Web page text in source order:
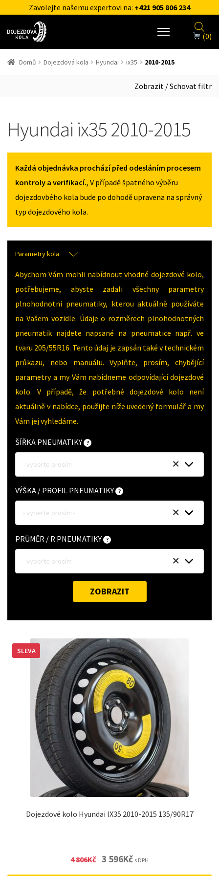
Zavolejte našemu expertovi na: +421 905 806 234
(0)
Domů Dojezdová kola Hyundai ix35 2010-2015
Zobrazit / Schovat filtr
Hyundai ix35 2010-2015
Každá objednávka prochází před odesláním procesem
kontroly a verifikací., V případě špatného výběru
dojezdovbého kola bude po dohodě upravena na správný
typ dojezdového kola.
Parametry kola
Abychom Vám mohli nabídnout vhodné dojezdové kolo,
potřebujeme, abyste zadali všechny parametry
plnohodnotni pneumatiky, kterou aktuálně používáte
na Vašem vozidle. Údaje o rozměrech plnohodnotných
pneumatik najdete napsané na pneumatice např. ve
tvaru 205/55R16. Tento údaj je zapsán také v technickém
průkazu, nebo manuálu. Vyplňte, prosím, chybějící
parametry a my Vám nabídneme odpovídající dojezdové
kolo. V případě, že potřebné dojezdové kolo není
aktuálně v nabídce, použijte níže uvedený formulář a my
Vám jej vyhledáme.
ŠÍŘKA PNEUMATIKY
- vyberte prosím -
VÝŠKA / PROFIL PNEUMATIKY
- vyberte prosím -
PRŮMĚR / R PNEUMATIKY
- vyberte prosím -
ZOBRAZIT
Dojezdové kolo Hyundai IX35 2010-2015 135/90R17
SLEVA
4 806Kč Original
3 596KčCurrent
s DPH